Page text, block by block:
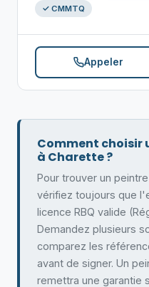
✓ CMMTQ
Appeler
Comment choisir
à Charette ?
Pour trouver un
vérifiez toujours que
licence RBQ valide
Demandez plusieurs
comparez les
avant de signer. Un
remettra une